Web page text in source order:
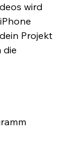
wird
Projekt
die